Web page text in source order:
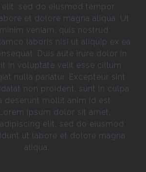
sed do eiusmod tempor
et dolore magna aliqua. Ut
veniam, quis nostrud
laboris nisi ut aliquip ex ea
Duis aute irure dolor in
in voluptate velit esse cillum
nulla pariatur. Excepteur sint
non proident, sunt in culpa
deserunt mollit anim id est
ipsum dolor sit amet,
elit, sed do eiusmod
ut labore et dolore magna
aliqua.